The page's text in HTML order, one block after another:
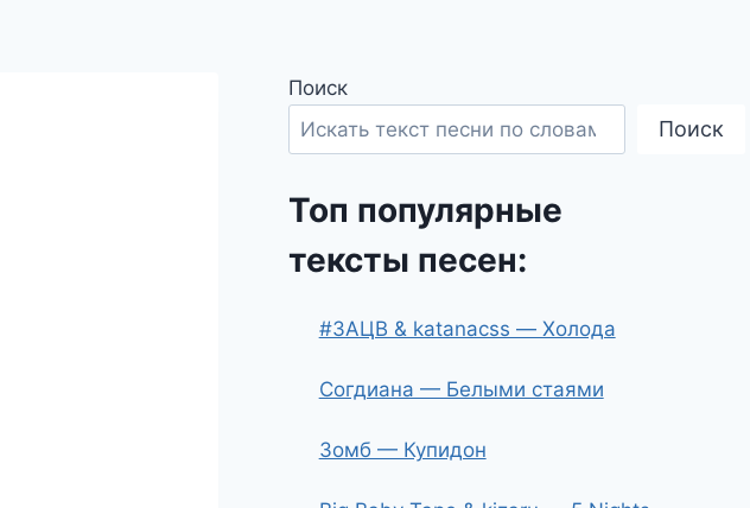
Поиск
Поиск
Топ популярные
тексты песен:
#ЗАЦВ & katanacss — Холода
Согдиана — Белыми стаями
Зомб — Купидон